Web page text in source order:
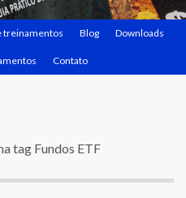
treinamentos Blog Downloads
Contato
tag Fundos ETF